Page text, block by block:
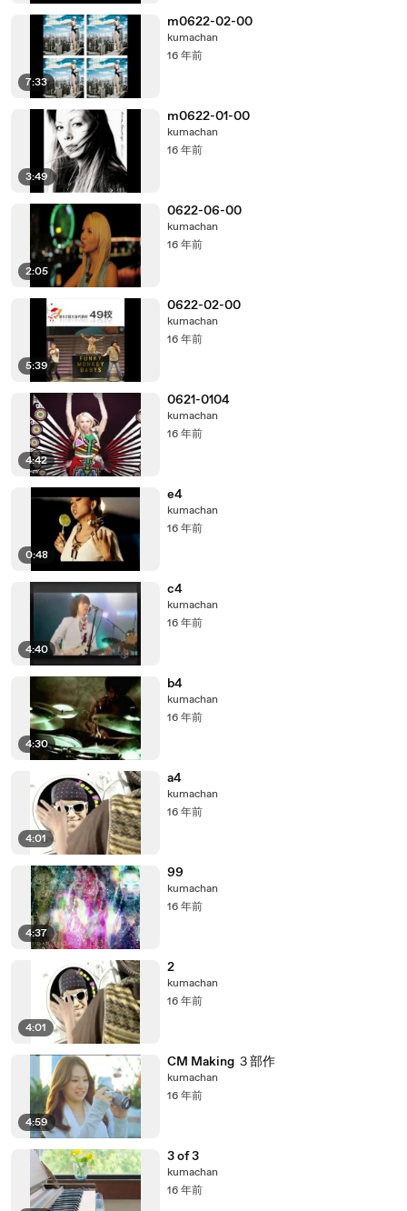
7:33
m0622-02-00
kumachan
16 年前
3:49
m0622-01-00
kumachan
16 年前
2:05
0622-06-00
kumachan
16 年前
5:39
0622-02-00
kumachan
16 年前
4:42
0621-0104
kumachan
16 年前
0:48
e4
kumachan
16 年前
4:40
c4
kumachan
16 年前
4:30
b4
kumachan
16 年前
4:01
a4
kumachan
16 年前
4:37
99
kumachan
16 年前
4:01
2
kumachan
16 年前
4:59
CM Making ３部作
kumachan
16 年前
3 of 3
kumachan
16 年前